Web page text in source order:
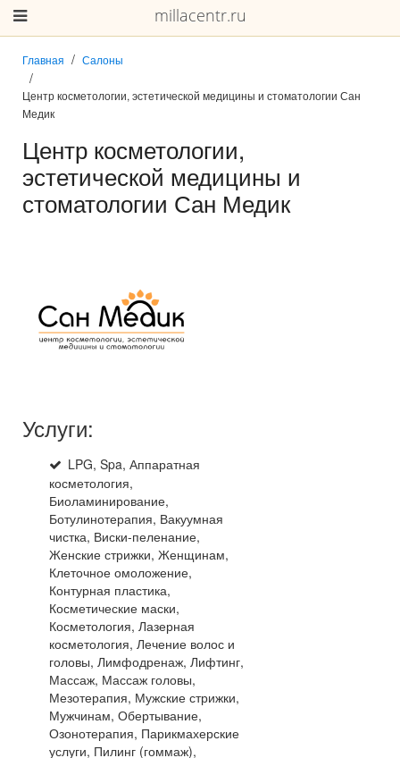
millacentr.ru
Главная Салоны
Центр косметологии, эстетической медицины и стоматологии Сан
Медик
Центр косметологии,
эстетической медицины и
стоматологии Сан Медик
Услуги:
LPG, Spa, Аппаратная
косметология,
Биоламинирование,
Ботулинотерапия, Вакуумная
чистка, Виски-пеленание,
Женские стрижки, Женщинам,
Клеточное омоложение,
Контурная пластика,
Косметические маски,
Косметология, Лазерная
косметология, Лечение волос и
головы, Лимфодренаж, Лифтинг,
Массаж, Массаж головы,
Мезотерапия, Мужские стрижки,
Мужчинам, Обертывание,
Озонотерапия, Парикмахерские
услуги, Пилинг (гоммаж),